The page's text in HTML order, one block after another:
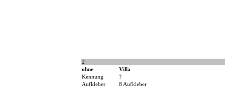
2
ohne
Villa
Kennung
?
Aufkleber
8 Aufkleber